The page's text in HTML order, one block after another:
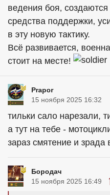
ведения боя,
средства поддержки,
в эту новую тактику.
Всё развивается,
стоит на месте!
Prapor
15 ноября 2025 16:32
тильки сало нарезали,
а тут на тебе -
зараз смятение и
Бородач
15 ноября 2025 16:49